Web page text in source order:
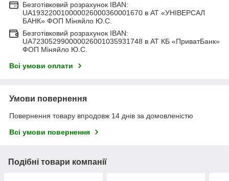
Безготівковий розрахунок IBAN:
UA193220010000026000360001670 в АТ «УНІВЕРСАЛ
БАНК» ФОП Міняйло Ю.С.
Безготівковий розрахунок IBAN:
UA723052990000026001035931748 в АТ КБ «ПриватБанк»
ФОП Міняйло Ю.С.
Всі умови оплати
Умови повернення
Повернення товару впродовж 14 днів за домовленістю
Всі умови повернення
Подібні товари компанії